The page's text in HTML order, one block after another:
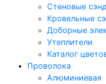
Стеновые
Кровельные
Доборные
Утеплители
Каталог
Проволока
Алюминиевая